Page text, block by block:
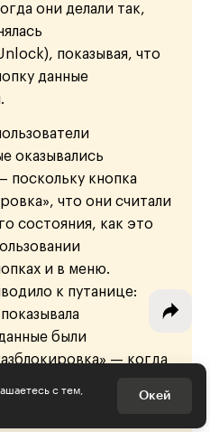
они делали так,
показывая, что
данные
оказывались
поскольку кнопка
что они считали
состояния, как это
и в меню.
к путанице:
были
— когда
с тем,
Окей
курсов: